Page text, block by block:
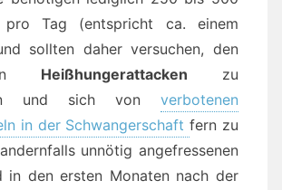
Tag (entspricht ca. einem
sollten daher versuchen, den
Heißhungerattacken zu
und sich von verbotenen
in der Schwangerschaftfern zu
unnötig angefressenen
in den ersten Monaten nach der